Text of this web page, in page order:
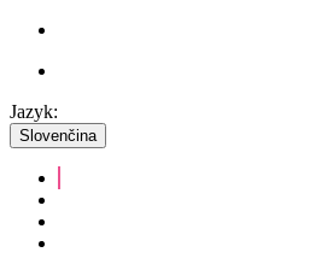
Jazyk:
Slovenčina